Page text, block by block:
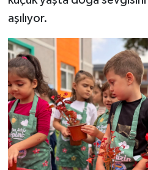
aşılıyor.